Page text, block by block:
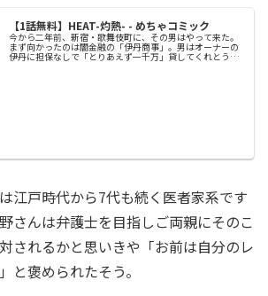
【1話無料】HEAT-灼熱- - めちゃコミック
今から二年前、新宿・歌舞伎町に、その男はやって来た。
まず向かったのは闇金融の「伊丹商事」。男はオーナーの
伊丹に担保なしで「とりあえず一千万」貸してくれとうそ
ぶく。伊丹は用心棒...
江戸時代から7代も続く医者家系です
さんは弁護士を目指しご両親にそのこ
されるかと思いきや「お前は自分のレ
と褒められたそう。